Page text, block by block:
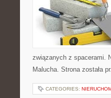
związanych z spacerami.
Malucha. Strona została
CATEGORIES: